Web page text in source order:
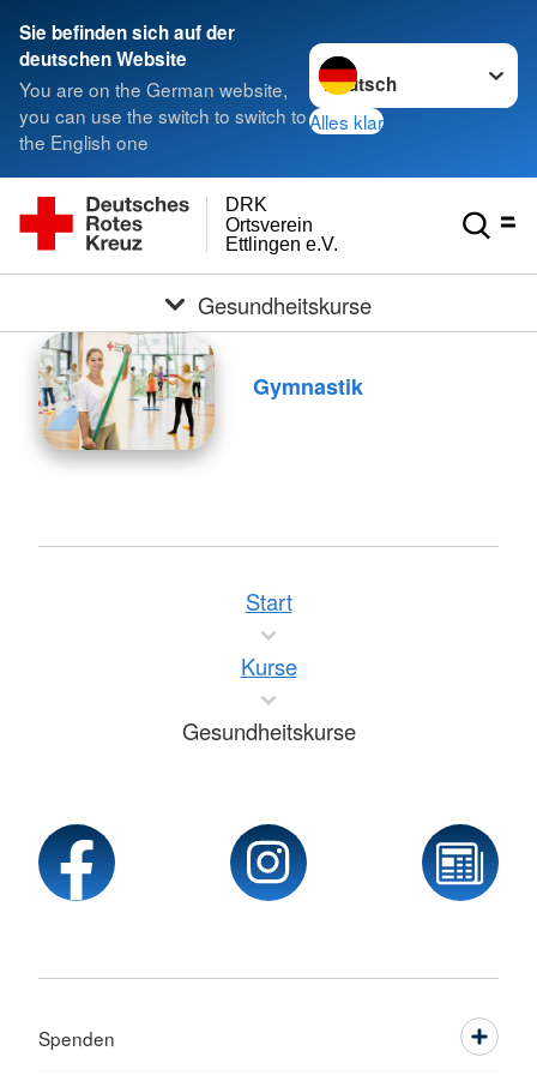
Sie befinden sich auf der
deutschen Website
You are on the German website,
you can use the switch to switch to
the English one
Sprache wechseln zu
Alles klar
Ettlingen e.V.
Ortsverein
DRK
Gesundheitskurse
Gymnastik
Start
Kurse
Gesundheitskurse
Spenden